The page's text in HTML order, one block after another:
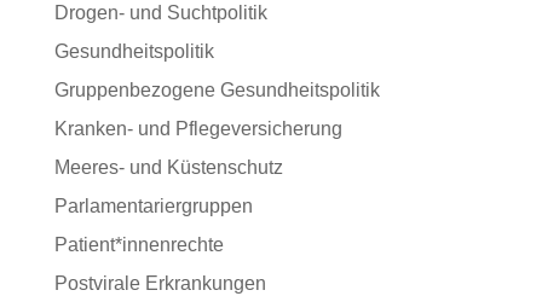
Drogen- und Suchtpolitik
Gesundheitspolitik
Gruppenbezogene Gesundheitspolitik
Kranken- und Pflegeversicherung
Meeres- und Küstenschutz
Parlamentariergruppen
Patient*innenrechte
Postvirale Erkrankungen